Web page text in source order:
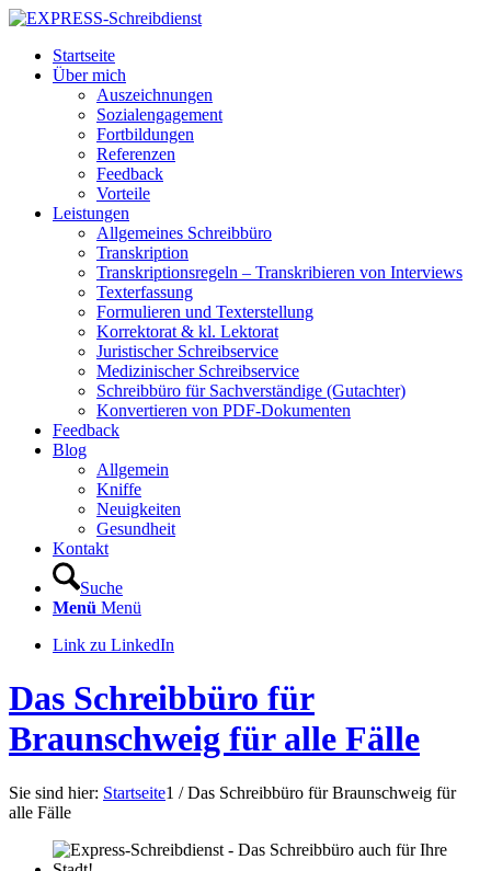
Startseite
Über mich
Auszeichnungen
Sozialengagement
Fortbildungen
Referenzen
Feedback
Vorteile
Leistungen
Allgemeines Schreibbüro
Transkription
Transkriptionsregeln – Transkribieren von Interviews
Texterfassung
Formulieren und Texterstellung
Korrektorat & kl. Lektorat
Juristischer Schreibservice
Medizinischer Schreibservice
Schreibbüro für Sachverständige (Gutachter)
Konvertieren von PDF-Dokumenten
Feedback
Blog
Allgemein
Kniffe
Neuigkeiten
Gesundheit
Kontakt
Suche
Menü Menü
Link zu LinkedIn
Das Schreibbüro für
Braunschweig für alle Fälle
Sie sind hier: Startseite1 / Das Schreibbüro für Braunschweig für
alle Fälle